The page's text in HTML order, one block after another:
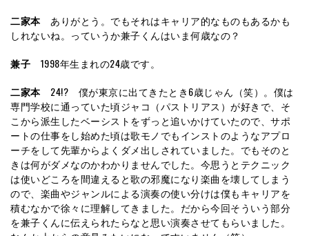
二家本ありがとう。でもそれはキャリア的なものもあるかも
しれないね。っていうか兼子くんはいま何歳なの？
兼子 1998年生まれの24歳です。
二家本24!? 僕が東京に出てきたとき6歳じゃん（笑）。僕は
専門学校に通っていた頃ジャコ（パストリアス）が好きで、そ
こから派生したベーシストをずっと追いかけていたので、サポ
ートの仕事をし始めた頃は歌モノでもインストのようなアプロ
ーチをして先輩からよくダメ出しされていました。でもそのと
きは何がダメなのかわかりませんでした。今思うとテクニック
は使いどころを間違えると歌の邪魔になり楽曲を壊してしまう
ので、楽曲やジャンルによる演奏の使い分けは僕もキャリアを
積むなかで徐々に理解してきました。だから今回そういう部分
を兼子くんに伝えられたらなと思い演奏させてもらいました。